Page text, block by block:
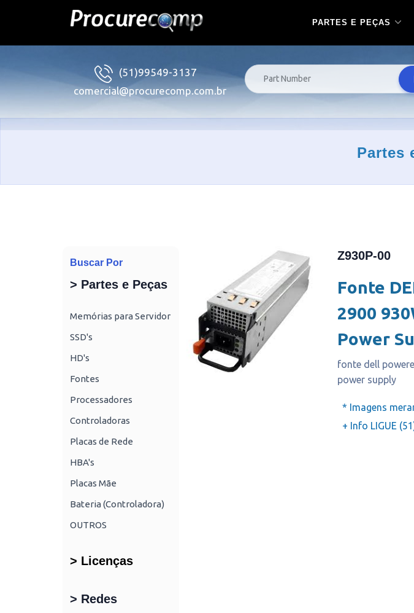
PARTES E PEÇAS
(51)99549-3137
comercial@procurecomp.com.br
Partes
Buscar Por
> Partes e Peças
Memórias para Servidor
SSD's
HD's
Fontes
Processadores
Controladoras
Placas de Rede
HBA's
Placas Mãe
Bateria (Controladora)
OUTROS
> Licenças
> Redes
Z930P-00
Fonte
2900
Power
fonte dell
power supply
* Imagens
+ Info LIGUE